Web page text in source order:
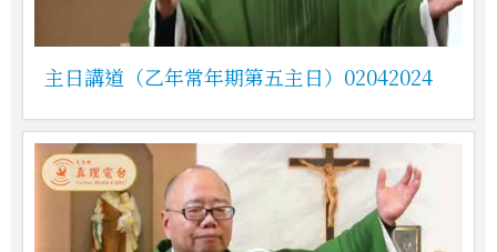
主日講道（乙年常年期第五主日）02042024